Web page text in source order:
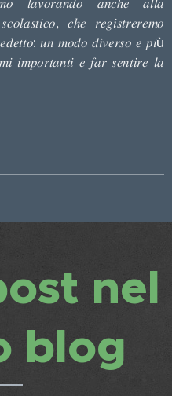
𝑐ℎ𝑒 𝑟𝑒𝑔𝑖𝑠𝑡𝑟𝑒𝑟𝑒𝑚𝑜
𝑢𝑛 𝑚𝑜𝑑𝑜 𝑑𝑖𝑣𝑒𝑟𝑠𝑜 𝑒 𝑝𝑖ù
𝑖𝑚𝑝𝑜𝑟𝑡𝑎𝑛𝑡𝑖 𝑒 𝑓𝑎𝑟 𝑠𝑒𝑛𝑡𝑖𝑟𝑒 𝑙𝑎
nel
blog